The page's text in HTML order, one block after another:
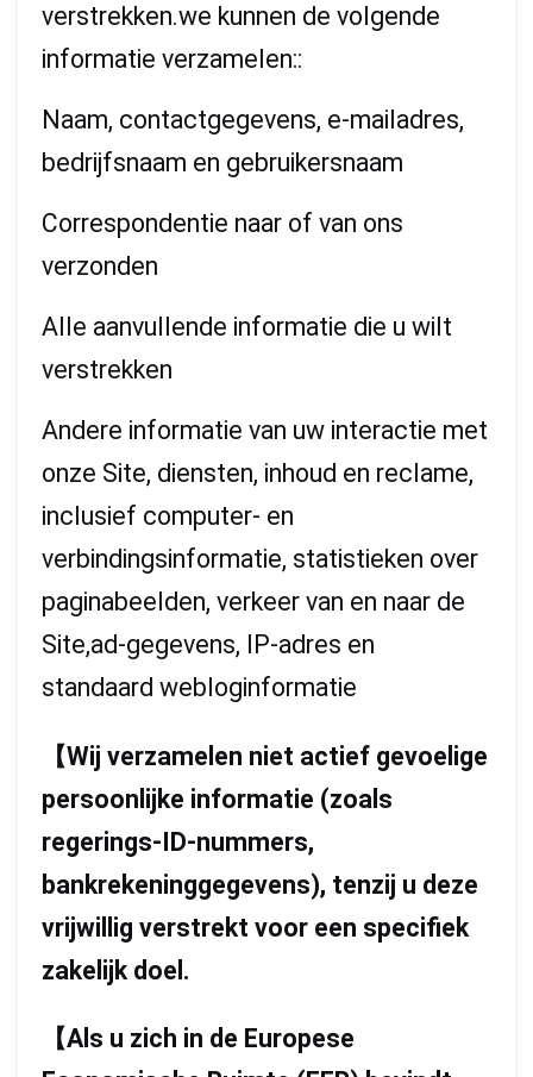
verstrekken.we kunnen de volgende
informatie verzamelen::
Naam, contactgegevens, e-mailadres,
bedrijfsnaam en gebruikersnaam
Correspondentie naar of van ons
verzonden
Alle aanvullende informatie die u wilt
verstrekken
Andere informatie van uw interactie met
onze Site, diensten, inhoud en reclame,
inclusief computer- en
verbindingsinformatie, statistieken over
paginabeelden, verkeer van en naar de
Site,ad-gegevens, IP-adres en
standaard webloginformatie
【Wij verzamelen niet actief gevoelige
persoonlijke informatie (zoals
regerings-ID-nummers,
bankrekeninggegevens), tenzij u deze
vrijwillig verstrekt voor een specifiek
zakelijk doel. ‬
【Als u zich in de Europese